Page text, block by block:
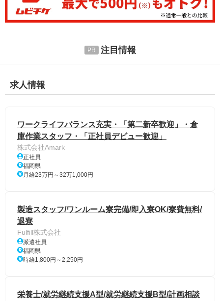
注目情報
求人情報
ワークライフバランス充実・「第二新卒歓迎」・倉
庫作業スタッフ・「正社員デビュー歓迎」
株式会社Amark
正社員
福岡県
月給23万円～32万1,000円
製造スタッフ/ワンルーム寮完備/即入寮OK/寮費無料/
退寮
Fulfill株式会社
派遣社員
福岡県
時給1,800円～2,250円
栄養士/就労継続支援A型/就労継続支援B型/計画相談